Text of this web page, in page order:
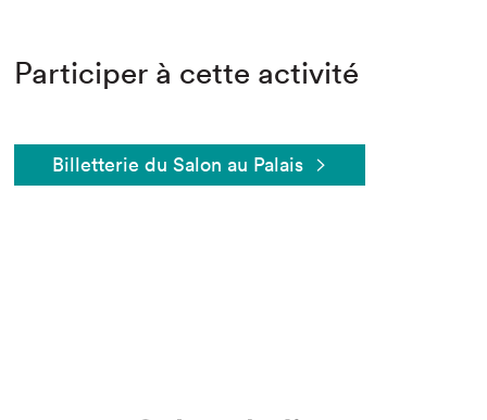
Participer à cette activité
Billetterie du Salon au Palais